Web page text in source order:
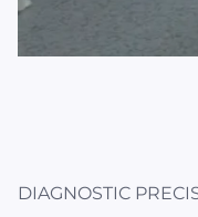
DIAGNOSTIC